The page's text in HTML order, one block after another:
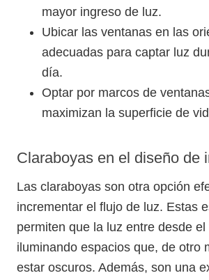
mayor ingreso de luz.
Ubicar las ventanas en las
adecuadas para captar luz
día.
Optar por marcos de
maximizan la superficie de
Claraboyas en el diseño de
Las claraboyas son otra opción
incrementar el flujo de luz. Estas
permiten que la luz entre desde el
iluminando espacios que, de otro
estar oscuros. Además, son una